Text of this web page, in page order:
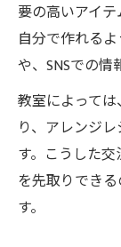
オン
ツ交
要の高いアイ
自分で作れる
や、SNSでの情
教室によって
り、アレンジ
す。こうした
を先取りでき
す。